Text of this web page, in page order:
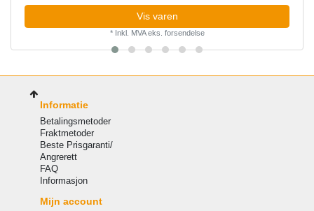
Vis varen
* Inkl. MVAeks. forsendelse
Informatie
Betalingsmetoder
Fraktmetoder
Beste Prisgaranti/
Angrerett
FAQ
Informasjon
Mijn account